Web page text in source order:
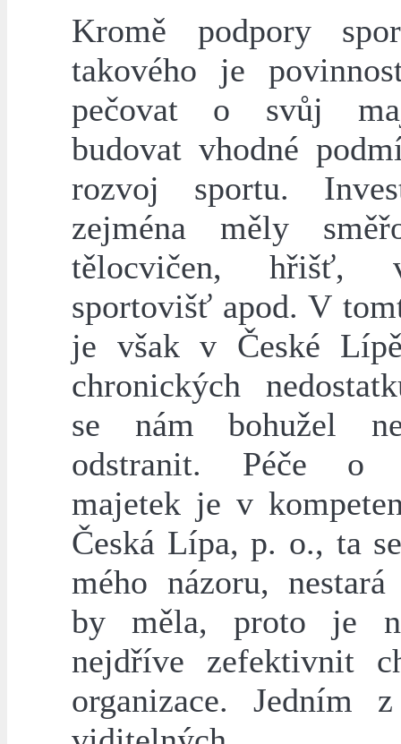
Kromě podpory
takového je
pečovat o svůj
budovat vhodné
rozvoj sportu.
zejména měly
tělocvičen, hřišť,
sportovišť apod. V
je však v České
chronických
se nám bohužel
odstranit. Péče o
majetek je v
Česká Lípa, p. o., ta
mého názoru,
by měla, proto je
nejdříve zefektivnit
organizace. Jedním